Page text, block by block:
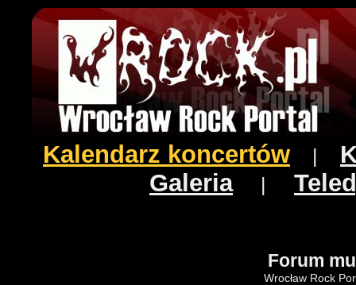
Kalendarz koncertów
Galeria|
Forum
Wrocław Rock